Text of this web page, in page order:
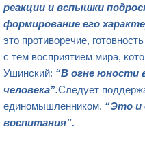
реакции и вспышки
формирование его
это противоречие,
с тем восприятием мира,
Ушинский: “В огне юности
человека”.Следует
единомышленником. “Это и
воспитания”.